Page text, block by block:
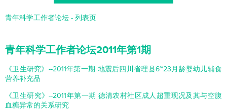
青年科学工作者论坛 - 列表页
青年科学工作者论坛2011年第1期
《卫生研究》--2011年第一期 地震后四川省理县6~23月龄婴幼儿辅食
营养补充品
《卫生研究》--2011年第一期 德清农村社区成人超重现况及其与空腹
血糖异常的关系研究